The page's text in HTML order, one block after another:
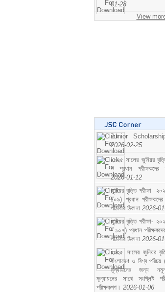
01-28
View
Junior
2026-02-25
২০২৫ সালের জুনিয়র
ও প্রধান পরীক্ষকদের
2026-01-12
জুনিয়র বৃত্তি পরীক্ষা-
১০৯) প্রধান
পাঠাবার ঠিকানা 2026-
জুনিয়র বৃত্তি পরীক্ষা-
- ১০৭) প্রধান
পাঠাবার ঠিকানা 2026-
২০২৫ সালের জুনিয়র
বাংলাদেশ ও বিশ্ব
মূল্যায়নের জন্য
মূল্যায়নের সাথে সংশ্লিষ্ট
পরীক্ষকগণ। 2026-01-06